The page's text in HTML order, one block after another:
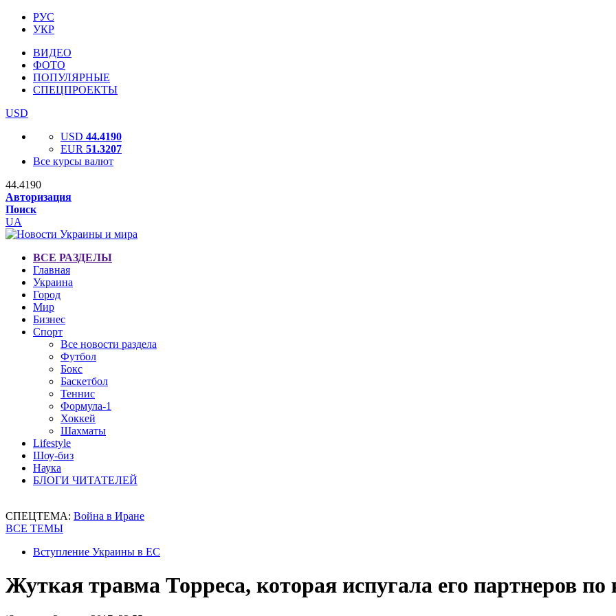
РУС
УКР
ВИДЕО
ФОТО
ПОПУЛЯРНЫЕ
СПЕЦПРОЕКТЫ
USD
USD 44.4190
EUR 51.3207
Все курсы валют
44.4190
Авторизация
Поиск
UA
ВСЕ РАЗДЕЛЫ
Главная
Украина
Город
Мир
Бизнес
Спорт
Все новости раздела
Футбол
Бокс
Баскетбол
Теннис
Формула-1
Хоккей
Шахматы
Lifestyle
Шоу-биз
Наука
БЛОГИ ЧИТАТЕЛЕЙ
СПЕЦТЕМА: Война в Иране
ВСЕ ТЕМЫ
Вступление Украины в ЕС
Жуткая травма Торреса, которая испугала его партнеров по